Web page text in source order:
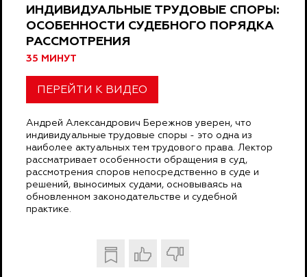
ИНДИВИДУАЛЬНЫЕ ТРУДОВЫЕ СПОРЫ:
ОСОБЕННОСТИ СУДЕБНОГО ПОРЯДКА
РАССМОТРЕНИЯ
35 МИНУТ
ПЕРЕЙТИ К ВИДЕО
Андрей Александрович Бережнов уверен, что
индивидуальные трудовые споры - это одна из
наиболее актуальных тем трудового права. Лектор
рассматривает особенности обращения в суд,
рассмотрения споров непосредственно в суде и
решений, выносимых судами, основываясь на
обновленном законодательстве и судебной
практике.